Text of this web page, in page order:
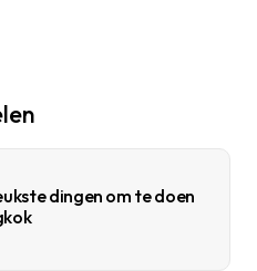
dingen om te doen